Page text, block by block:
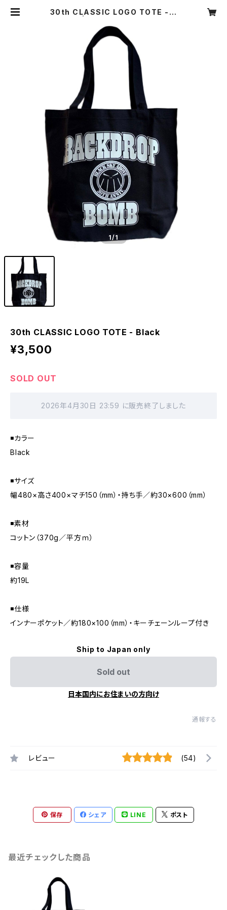
30th CLASSIC LOGO TOTE - B
1/1
30th CLASSIC LOGO TOTE - Black
¥3,500
SOLD OUT
2026年4月30日 23:59 に販売終了しました
◾️カラー
Black
◾️サイズ
幅480×高さ400×マチ150（mm）・持ち手／約30×600（mm）
◾️素材
コットン（370g／平方ｍ）
◾️容量
約19L
◾️仕様
インナーポケット／約180×100（mm）・キーチェーンループ付き
Ship to Japan only
Sold out
日本国内にお住まいの方向け
通報する
レビュー (54)
保存 シェア LINE ポスト
最近チェックした商品